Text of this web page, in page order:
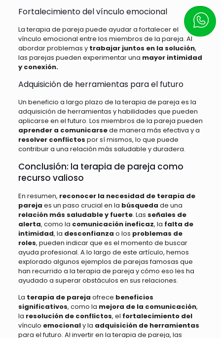
Fortalecimiento del vínculo emocional
La terapia de pareja puede ayudar a fortalecer el
vínculo emocional entre los miembros de la pareja. Al
abordar problemas y trabajar juntos en la solución,
las parejas pueden experimentar una mayor intimidad
y conexión.
Adquisición de herramientas para el futuro
Un beneficio a largo plazo de la terapia de pareja es la
adquisición de herramientas y habilidades que pueden
aplicarse en el futuro. Los miembros de la pareja pueden
aprender a comunicarsede manera más efectiva y a
resolver conflictos por sí mismos, lo que puede
contribuir a una relación más saludable y duradera.
Conclusión: la terapia de pareja como
recurso valioso
En resumen, reconocer la necesidad de terapia de
pareja es un paso crucial en la búsqueda de una
relación más saludable y fuerte. Las señales de
alerta, como la comunicación ineficaz, la falta de
intimidad, la desconfianza o los problemas de
roles, pueden indicar que es el momento de buscar
ayuda profesional. A lo largo de este artículo, hemos
explorado algunos ejemplos de parejas famosas que
han recurrido a la terapia de pareja y cómo eso les ha
ayudado a superar obstáculos en sus relaciones.
La terapia de pareja ofrece beneficios
significativos, como la mejora de la comunicación,
la resolución de conflictos, el fortalecimiento del
vínculo emocionaly la adquisición de herramientas
para el futuro. Al invertir en la terapia de pareja, las